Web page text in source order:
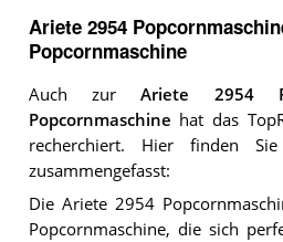
Ariete 2954
Popcornmaschine
Auch zurAriete 2954
Popcornmaschine hat das
recherchiert. Hier finden
zusammengefasst:
Die Ariete 2954
Popcornmaschine, die sich